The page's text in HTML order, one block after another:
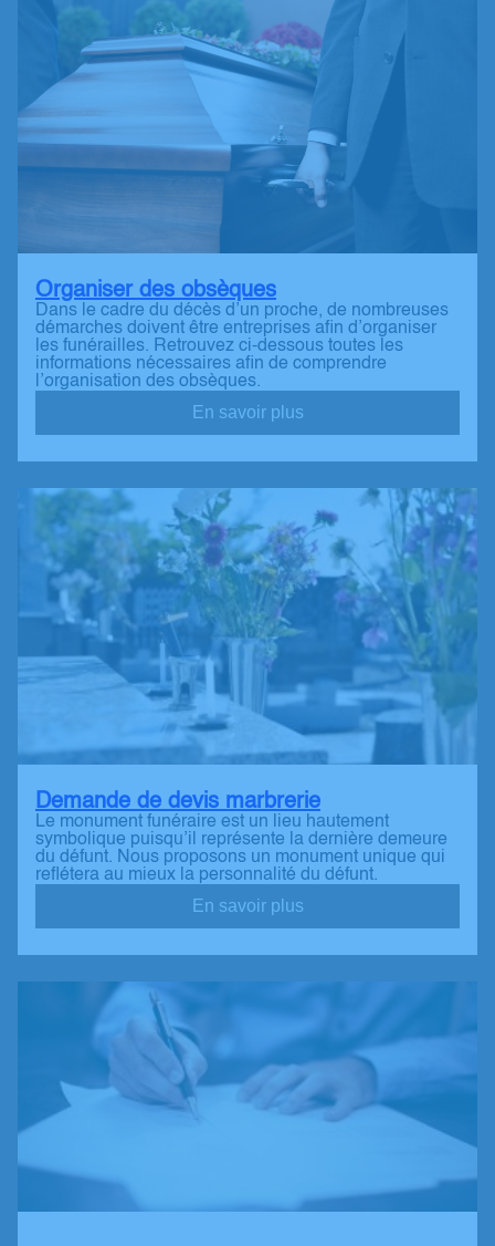
Organiser des obsèques
Dans le cadre du décès d’un proche, de nombreuses
démarches doivent être entreprises afin d’organiser
les funérailles. Retrouvez ci-dessous toutes les
informations nécessaires afin de comprendre
l’organisation des obsèques.
En savoir plus
Demande de devis marbrerie
Le monument funéraire est un lieu hautement
symbolique puisqu’il représente la dernière demeure
du défunt. Nous proposons un monument unique qui
reflétera au mieux la personnalité du défunt.
En savoir plus